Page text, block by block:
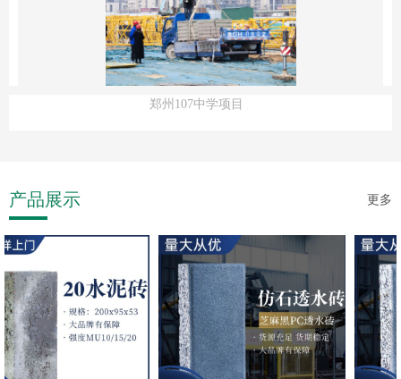
郑州107中学项目
产品展示 更多